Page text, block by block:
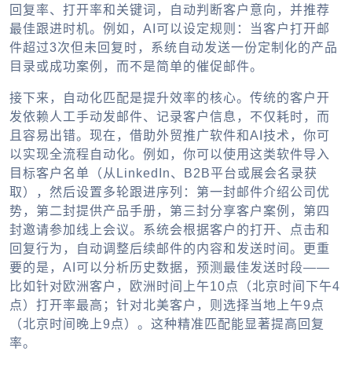
回复率、打开率和关键词，自动判断客户意向，并推荐
最佳跟进时机。例如，AI可以设定规则：当客户打开邮
件超过3次但未回复时，系统自动发送一份定制化的产品
目录或成功案例，而不是简单的催促邮件。
接下来，自动化匹配是提升效率的核心。传统的客户开
发依赖人工手动发邮件、记录客户信息，不仅耗时，而
且容易出错。现在，借助外贸推广软件和AI技术，你可
以实现全流程自动化。例如，你可以使用这类软件导入
目标客户名单（从LinkedIn、B2B平台或展会名录获
取），然后设置多轮跟进序列：第一封邮件介绍公司优
势，第二封提供产品手册，第三封分享客户案例，第四
封邀请参加线上会议。系统会根据客户的打开、点击和
回复行为，自动调整后续邮件的内容和发送时间。更重
要的是，AI可以分析历史数据，预测最佳发送时段——
比如针对欧洲客户，欧洲时间上午10点（北京时间下午4
点）打开率最高；针对北美客户，则选择当地上午9点
（北京时间晚上9点）。这种精准匹配能显著提高回复
率。